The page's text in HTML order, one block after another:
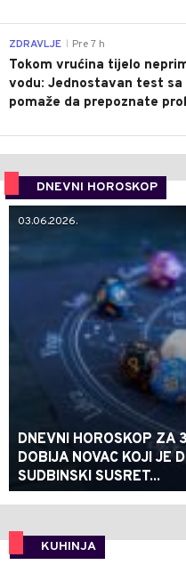
ZDRAVLJE Pre 7 h
Tokom vrućina tijelo
vodu: Jednostavan test sa
pomaže da prepoznate
DNEVNI HOROSKOP
03.06.2026.
DNEVNI HOROSKOP ZA
DOBIJA NOVAC KOJI JE
SUDBINSKI SUSRET...
KUHINJA